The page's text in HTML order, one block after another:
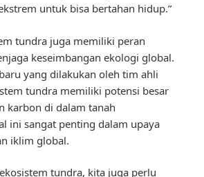
untuk bisa bertahan hidup.”
tundra juga memiliki peran
keseimbangan ekologi global.
yang dilakukan oleh tim ahli
tundra memiliki potensi besar
karbon di dalam tanah
ini sangat penting dalam upaya
iklim global.
tundra, kita juga perlu